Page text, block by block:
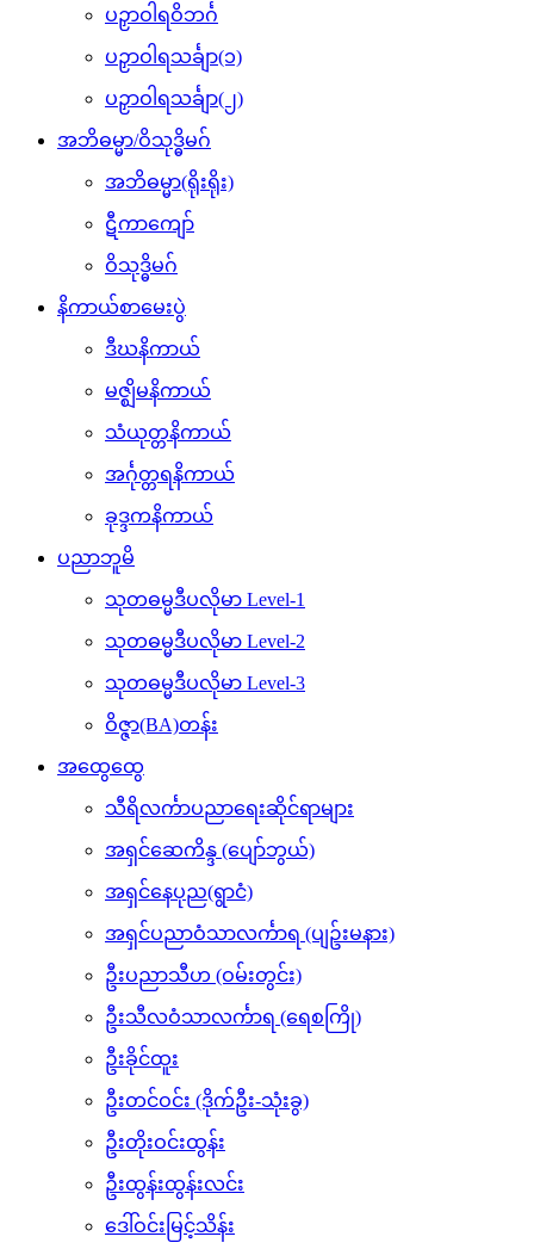
ပဉှာဝါရဝိဘင်္ဂ
ပဉှာဝါရသင်္ချာ(၁)
ပဉှာဝါရသင်္ချာ(၂)
အဘိဓမ္မာ/ဝိသုဒ္ဓိမဂ်
အဘိဓမ္မာ(ရိုးရိုး)
ဋီကာကျော်
ဝိသုဒ္ဓိမဂ်
နိကာယ်စာမေးပွဲ
ဒီဃနိကာယ်
မဇ္ဈိမနိကာယ်
သံယုတ္တနိကာယ်
အင်္ဂုတ္တရနိကာယ်
ခုဒ္ဒကနိကာယ်
ပညာဘူမိ
သုတဓမ္မဒီပလိုမာ Level-1
သုတဓမ္မဒီပလိုမာ Level-2
သုတဓမ္မဒီပလိုမာ Level-3
ဝိဇ္ဇာ(BA)တန်း
အထွေထွေ
သီရိလင်္ကာပညာရေးဆိုင်ရာများ
အရှင်ဆေကိန္ဒ (ပျော်ဘွယ်)
အရှင်နေပုည(ရွာငံ)
အရှင်ပညာဝံသာလင်္ကာရ (ပျဥ်းမနား)
ဦးပညာသီဟ (ဝမ်းတွင်း)
ဦးသီလဝံသာလင်္ကာရ (ရေစကြို)
ဦးခိုင်ထူး
ဦးတင်ဝင်း (ဒိုက်ဦး-သုံးခွ)
ဦးတိုးဝင်းထွန်း
ဦးထွန်းထွန်းလင်း
ဒေါ်ဝင်းမြင့်သိန်း